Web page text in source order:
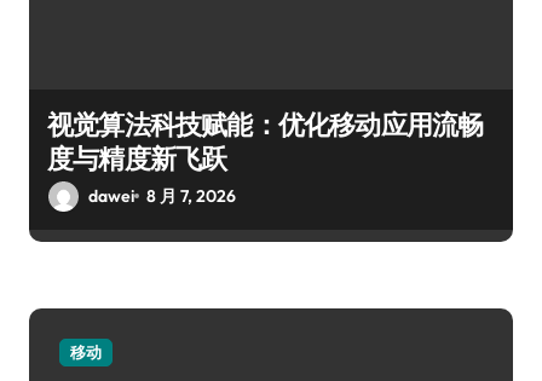
视觉算法科技赋能：优化移动应用流畅
度与精度新飞跃
dawei 8 月 7, 2026
移动